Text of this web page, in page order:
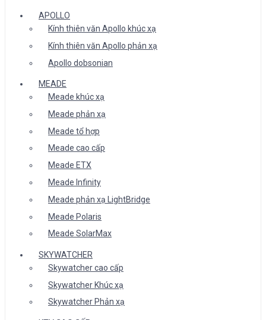
APOLLO
Kính thiên văn Apollo khúc xạ
Kính thiên văn Apollo phản xạ
Apollo dobsonian
MEADE
Meade khúc xạ
Meade phản xạ
Meade tổ hợp
Meade cao cấp
Meade ETX
Meade Infinity
Meade phản xạ LightBridge
Meade Polaris
Meade SolarMax
SKYWATCHER
Skywatcher cao cấp
Skywatcher Khúc xạ
Skywatcher Phản xạ